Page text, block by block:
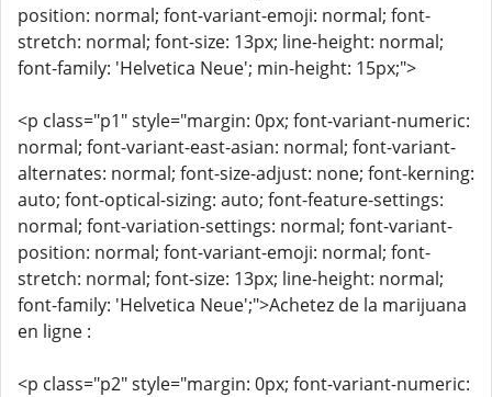
position: normal; font-variant-emoji: normal; font-
stretch: normal; font-size: 13px; line-height: normal;
font-family: 'Helvetica Neue'; min-height: 15px;">
<p class="p1" style="margin: 0px; font-variant-numeric:
normal; font-variant-east-asian: normal; font-variant-
alternates: normal; font-size-adjust: none; font-kerning:
auto; font-optical-sizing: auto; font-feature-settings:
normal; font-variation-settings: normal; font-variant-
position: normal; font-variant-emoji: normal; font-
stretch: normal; font-size: 13px; line-height: normal;
font-family: 'Helvetica Neue';">Achetez de la marijuana
en ligne :
<p class="p2" style="margin: 0px; font-variant-numeric: